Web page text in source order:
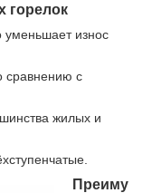
горелок
уменьшает износ
сравнению с
жилых и
Преиму